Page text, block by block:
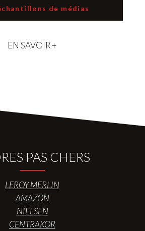
de médias
EN SAVOIR +
PAS CHERS
LEROY MERLIN
AMAZON
NIELSEN
CENTRAKOR